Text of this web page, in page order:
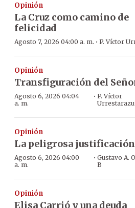
Opinión
La Cruz como camino de
felicidad
Agosto 7, 2026 04:00 a. m. · P. Víctor
Opinión
Transfiguración del
Agosto 6, 2026 04:04
a. m.
· P. Víctor
Urrestarazu
Opinión
La peligrosa justificación
Agosto 6, 2026 04:00
a. m.
· Gustavo A.
B
Opinión
Elisa Carrió y una deuda